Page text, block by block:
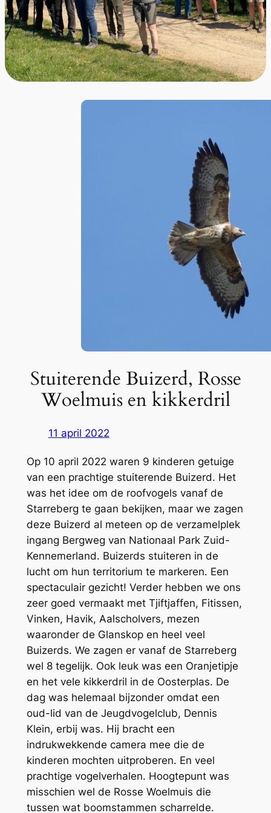
Stuiterende Buizerd, Rosse
Woelmuis en kikkerdril
11 april 2022
Op 10 april 2022 waren 9 kinderen getuige
van een prachtige stuiterende Buizerd. Het
was het idee om de roofvogels vanaf de
Starreberg te gaan bekijken, maar we zagen
deze Buizerd al meteen op de verzamelplek
ingang Bergweg van Nationaal Park Zuid-
Kennemerland. Buizerds stuiteren in de
lucht om hun territorium te markeren. Een
spectaculair gezicht! Verder hebben we ons
zeer goed vermaakt met Tjiftjaffen, Fitissen,
Vinken, Havik, Aalscholvers, mezen
waaronder de Glanskop en heel veel
Buizerds. We zagen er vanaf de Starreberg
wel 8 tegelijk. Ook leuk was een Oranjetipje
en het vele kikkerdril in de Oosterplas. De
dag was helemaal bijzonder omdat een
oud-lid van de Jeugdvogelclub, Dennis
Klein, erbij was. Hij bracht een
indrukwekkende camera mee die de
kinderen mochten uitproberen. En veel
prachtige vogelverhalen. Hoogtepunt was
misschien wel de Rosse Woelmuis die
tussen wat boomstammen scharrelde.